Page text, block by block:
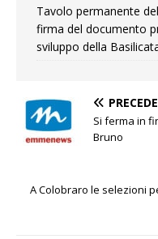
Tavolo permanente
firma del documento
sviluppo della
Si ferma in
Bruno
A Colobraro le selezioni